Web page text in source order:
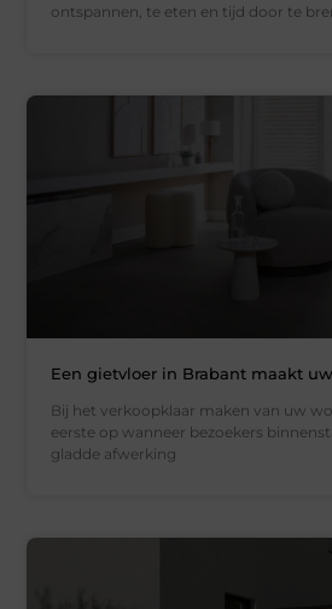
ontspannen, te eten en tijd door te
Een gietvloer in Brabant maakt
Bij het verkoopklaar maken van uw
eerste op wanneer bezoekers
gladde afwerking